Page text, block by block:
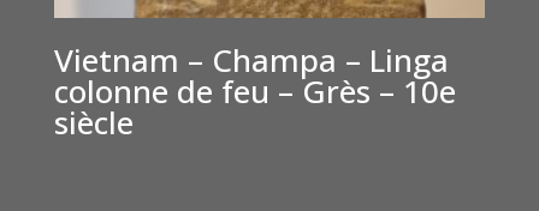
Vietnam – Champa – Linga
colonne de feu – Grès – 10e
siècle